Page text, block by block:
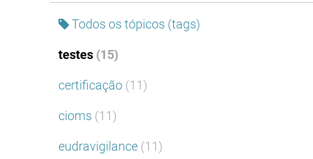
Todos os tópicos (tags)
testes (15)
certificação (11)
cioms (11)
eudravigilance (11)